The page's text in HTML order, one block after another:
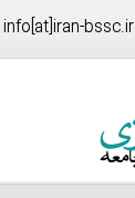
info[at]iran-bssc.ir